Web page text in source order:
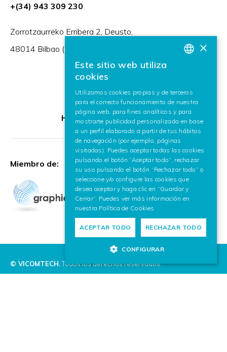
+(34) 943 309 230
Zorrotzaurreko Erribera 2, Deusto,
48014 Bilbao (España)
HR Excellence in Research
Miembro de:
© VICOMTECH.Todos los derechos reservados.
ENGLISH
×
Este sitio web utiliza
cookies
Utilizamos cookies propias y de terceros
para el correcto funcionamiento de nuestra
página web, para fines analíticos y para
mostrarte publicidad personalizada en base
a un perfil elaborado a partir de tus hábitos
de navegación (por ejemplo, páginas
visitadas). Puedes aceptar todas las cookies
pulsando el botón “Aceptar todo”, rechazar
su uso pulsando el botón “Rechazar todo” o
seleccione y/o configure las cookies que
desea aceptar y haga clic en “Guardar y
Cerrar”. Puedes ver más información en
nuestra Política de Cookies
ACEPTAR TODO RECHAZAR TODO
CONFIGURAR